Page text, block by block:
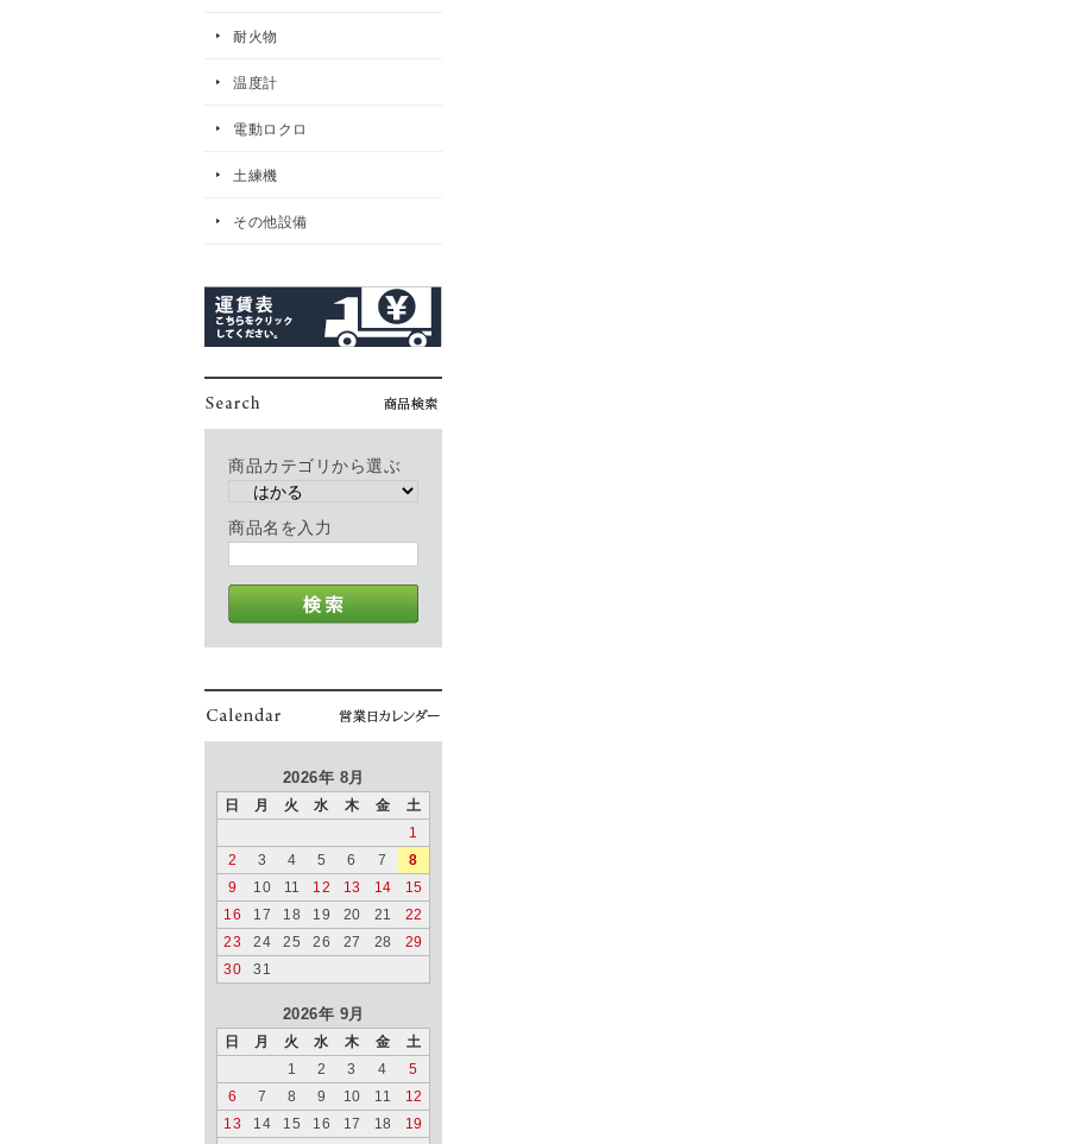
耐火物
温度計
電動ロクロ
土練機
その他設備
商品カテゴリから選ぶ
商品名を入力
2026年 8月
日 月 火 水 木 金
土
1
2
3 4 5 6 7
8
9
10 11 12 13 14
15
16
17 18 19 20 21
22
23
24 25 26 27 28
29
30
31
2026年 9月
日 月 火 水 木 金
土
1
2 3 4
5
6
7 8 9 10 11
12
13
14 15 16 17 18
19